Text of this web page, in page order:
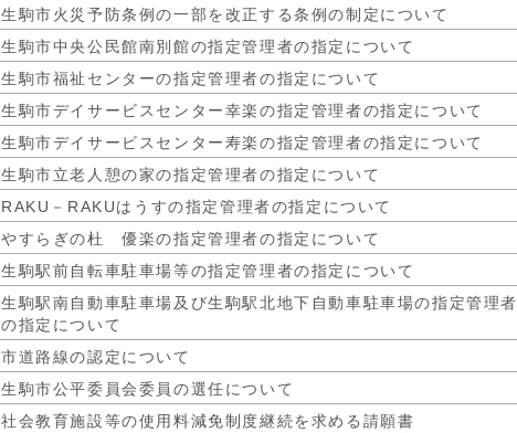
生駒市火災予防条例の一部を改正する条例の制定について
生駒市中央公民館南別館の指定管理者の指定について
生駒市福祉センターの指定管理者の指定について
生駒市デイサービスセンター幸楽の指定管理者の指定について
生駒市デイサービスセンター寿楽の指定管理者の指定について
生駒市立老人憩の家の指定管理者の指定について
RAKU－RAKUはうすの指定管理者の指定について
やすらぎの杜 優楽の指定管理者の指定について
生駒駅前自転車駐車場等の指定管理者の指定について
生駒駅南自動車駐車場及び生駒駅北地下自動車駐車場の指定管理者
の指定について
市道路線の認定について
生駒市公平委員会委員の選任について
社会教育施設等の使用料減免制度継続を求める請願書